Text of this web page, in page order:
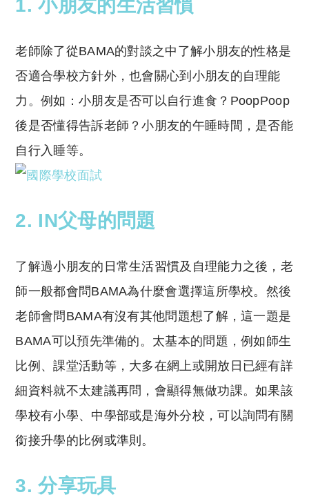
1. 小朋友的生活習慣
老師除了從BAMA的對談之中了解小朋友的性格是
否適合學校方針外，也會關心到小朋友的自理能
力。例如：小朋友是否可以自行進食？PoopPoop
後是否懂得告訴老師？小朋友的午睡時間，是否能
自行入睡等。
2. IN父母的問題
了解過小朋友的日常生活習慣及自理能力之後，老
師一般都會問BAMA為什麼會選擇這所學校。然後
老師會問BAMA有沒有其他問題想了解，這一題是
BAMA可以預先準備的。太基本的問題，例如師生
比例、課堂活動等，大多在網上或開放日已經有詳
細資料就不太建議再問，會顯得無做功課。如果該
學校有小學、中學部或是海外分校，可以詢問有關
銜接升學的比例或準則。
3. 分享玩具